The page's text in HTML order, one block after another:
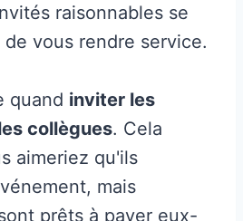
raisonnables se
vous rendre service.
quand inviter les
collègues. Cela
aimeriez qu'ils
mais
prêts à payer eux-